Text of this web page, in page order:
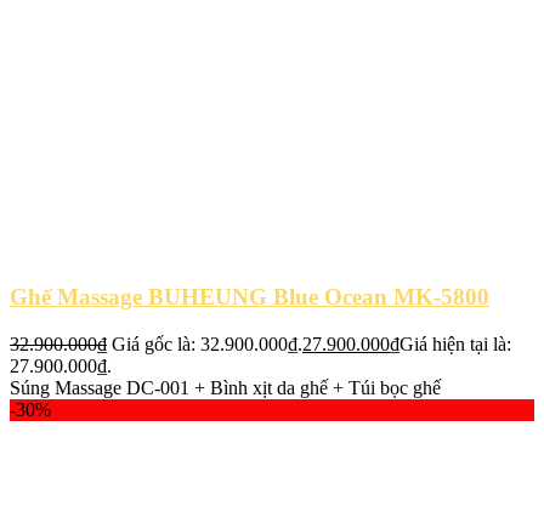
Ghế Massage BUHEUNG Blue Ocean MK-5800
32.900.000₫ Giá gốc là: 32.900.000₫.27.900.000₫Giá hiện tại là:
27.900.000₫.
Súng Massage DC-001 + Bình xịt da ghế + Túi bọc ghế
-30%